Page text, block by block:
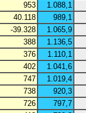
953
1.088,1
40.118
989,1
-39.328
1.065,9
388
1.136,5
376
1.110,1
402
1.041,6
747
1.019,4
738
920,3
726
797,7